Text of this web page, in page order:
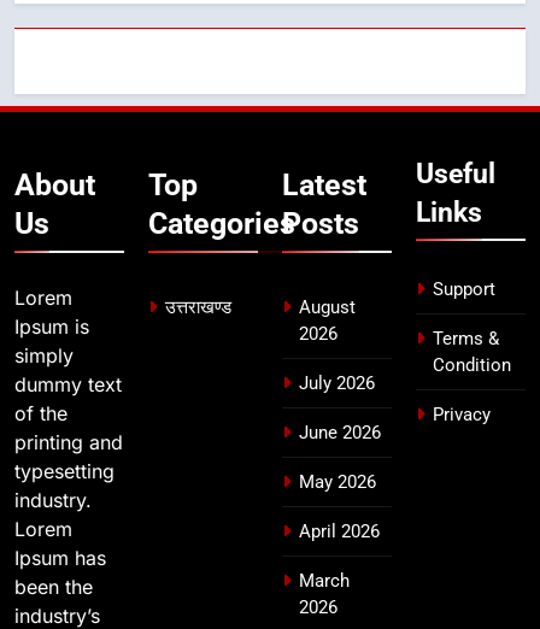
मुख्यमंत्री ने तीलू रौतेली एवं आंगनबाड़ी
कार्यकत्री पुरस्कार से मातृशक्ति को किया
सम्मानित
उत्तराखण्ड
8
खेल महाकुंभ 2026ः 01 सितंबर से सजेगा
मुख्यमंत्री चौम्पियनशिप ट्रॉफी का मंच,
न्याय पंचायत से राज्य स्तर तक होगा
About
Us
Lorem
Ipsum is
simply
dummy text
of the
printing and
typesetting
industry.
Lorem
Ipsum has
been the
industry’s
Top
Categories
उत्तराखण्ड
Latest
Posts
August
2026
July 2026
June 2026
May 2026
April 2026
March
2026
Useful
Links
Support
Terms &
Condition
Privacy